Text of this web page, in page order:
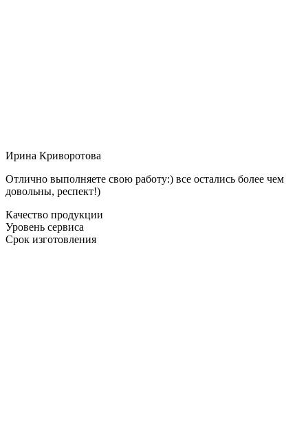
Ирина Криворотова
Отлично выполняете свою работу:) все остались более чем
довольны, респект!)
Качество продукции
Уровень сервиса
Срок изготовления